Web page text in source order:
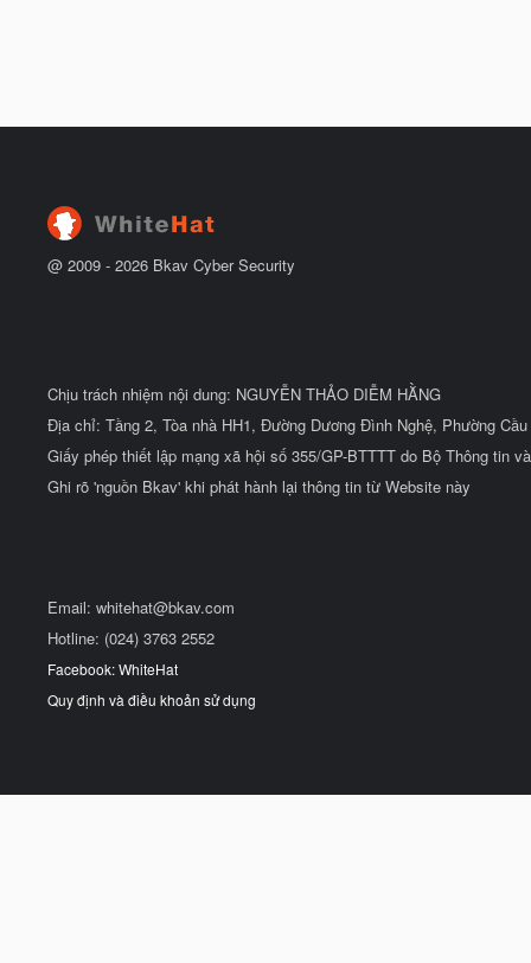
@ 2009 - 2026 Bkav Cyber Security
Chịu trách nhiệm nội dung: NGUYỄN THẢO DIỄM HẰNG
Địa chỉ: Tầng 2, Tòa nhà HH1, Đường Dương Đình Nghệ, Phường
Giấy phép thiết lập mạng xã hội số 355/GP-BTTTT do Bộ Thông tin
Ghi rõ 'nguồn Bkav' khi phát hành lại thông tin từ Website này
Email: whitehat@bkav.com
Hotline: (024) 3763 2552
Facebook: WhiteHat
Quy định và điều khoản sử dụng